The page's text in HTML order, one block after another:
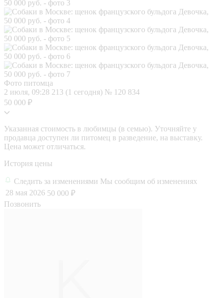
Фото питомца
2 июля, 09:28 213 (1 сегодня) № 120 834
50 000 ₽
Указанная стоимость в любимцы (в семью). Уточняйте у
продавца доступен ли питомец в разведение, на выставку.
Цена может отличаться.
История цены
Следить за изменениями Мы сообщим об изменениях
28 мая 2026 50 000 ₽
Позвонить